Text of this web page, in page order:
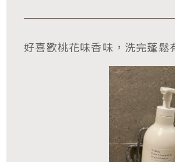
好喜歡桃花味香味，洗完蓬鬆